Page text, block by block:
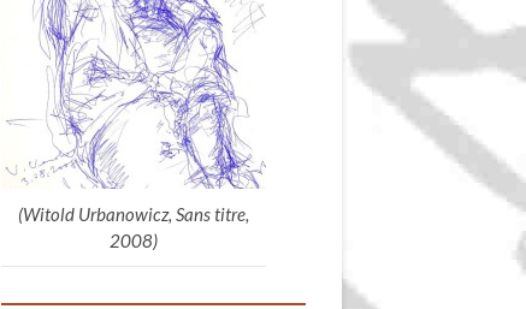
(Witold Urbanowicz, Sans titre,
2008)